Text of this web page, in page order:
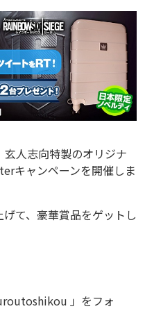
人志向特製のオリジナ
キャンペーンを開催しま
て、豪華賞品をゲットし
」をフォ